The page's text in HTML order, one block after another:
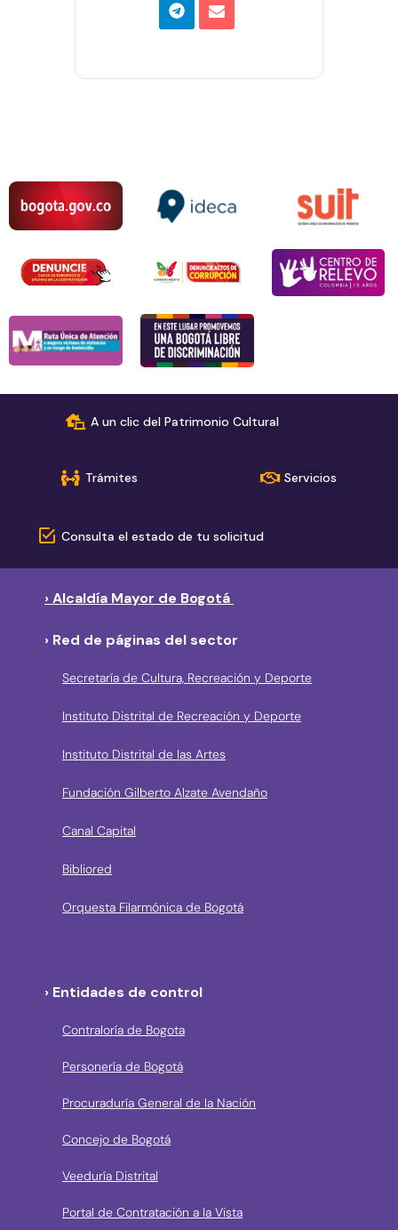
A un clic del Patrimonio Cultural
Trámites Servicios
Consulta el estado de tu solicitud
› Alcaldía Mayor de Bogotá
› Red de páginas del sector
Secretaría de Cultura, Recreación y Deporte
Instituto Distrital de Recreación y Deporte
Instituto Distrital de las Artes
Fundación Gilberto Alzate Avendaño
Canal Capital
Bibliored
Orquesta Filarmónica de Bogotá
› Entidades de control
Contraloría de Bogota
Personería de Bogotá
Procuraduría General de la Nación
Concejo de Bogotá
Veeduría Distrital
Portal de Contratación a la Vista